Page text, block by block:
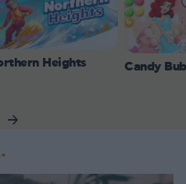
Heights Candy